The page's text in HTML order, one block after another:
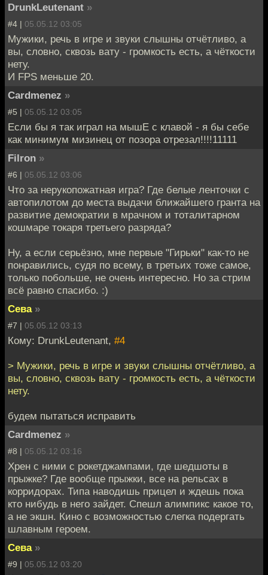
DrunkLeutenant »
#4 | 05.05.12 03:05
Мужики, речь в игре и звуки слышны отчётливо, а
вы, словно, сквозь вату - громкость есть, а чёткости
нету.
И FPS меньше 20.
Cardmenez »
#5 | 05.05.12 03:05
Если бы я так играл на мышЕ с клавой - я бы себе
как минимум мизинец от позора отрезал!!!!11111
Filron »
#6 | 05.05.12 03:06
Что за нерукопожатная игра? Где белые ленточки с
автопилотом до места выдачи ближайшего гранта на
развитие демократии в мрачном и тоталитарном
кошмаре токаря третьего разряда?
Ну, а если серьёзно, мне первые "Гирьки" как-то не
понравились, судя по всему, в третьих тоже самое,
только побольше, не очень интересно. Но за стрим
всё равно спасибо. :)
Сева »
#7 | 05.05.12 03:13
Кому: DrunkLeutenant, #4
> Мужики, речь в игре и звуки слышны отчётливо, а
вы, словно, сквозь вату - громкость есть, а чёткости
нету.
будем пытаться исправить
Cardmenez »
#8 | 05.05.12 03:16
Хрен с ними с рокетджампами, где шедшоты в
прыжке? Где вообще прыжки, все на рельсах в
корридорах. Типа наводишь прицел и ждешь пока
кто нибудь в него зайдет. Спешл алимпикс какое то,
а не экшн. Кино с возможностью слегка подергать
шлавным героем.
Сева »
#9 | 05.05.12 03:20